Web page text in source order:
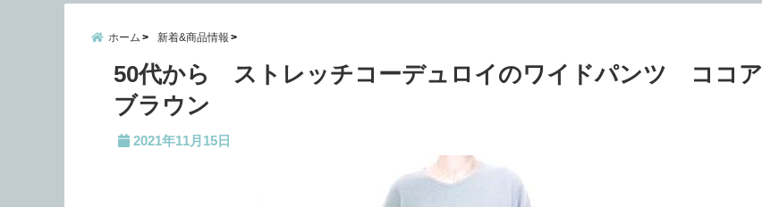
ホーム 新着&商品情報
50代から ストレッチコーデュロイのワイドパンツ ココア
ブラウン
2021年11月15日